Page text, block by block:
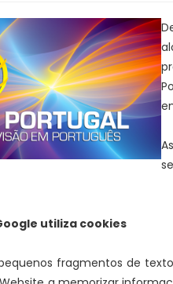
utiliza cookies
fragmentos de